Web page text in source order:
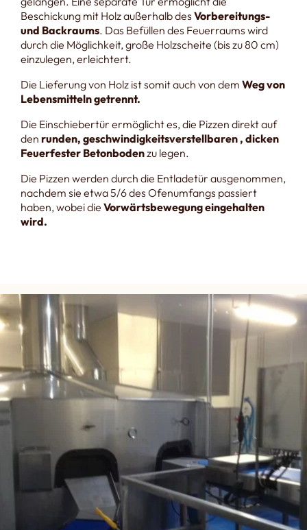
Beschickung mit Holz außerhalb des Vorbereitungs-
und Backraums. Das Befüllen des Feuerraums wird
durch die Möglichkeit, große Holzscheite (bis zu 80 cm)
einzulegen, erleichtert.
Die Lieferung von Holz ist somit auch von dem Weg von
Lebensmitteln getrennt.
Die Einschiebertür ermöglicht es, die Pizzen direkt auf
den runden, geschwindigkeitsverstellbaren , dicken
Feuerfester Betonbodenzu legen.
Die Pizzen werden durch die Entladetür ausgenommen,
nachdem sie etwa 5/6 des Ofenumfangs passiert
haben, wobei die Vorwärtsbewegung eingehalten
wird.